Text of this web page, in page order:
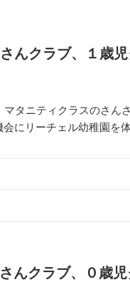
んクラブ、１歳
マタニティクラスのさん
にリーチェル幼稚園を
んクラブ、０歳